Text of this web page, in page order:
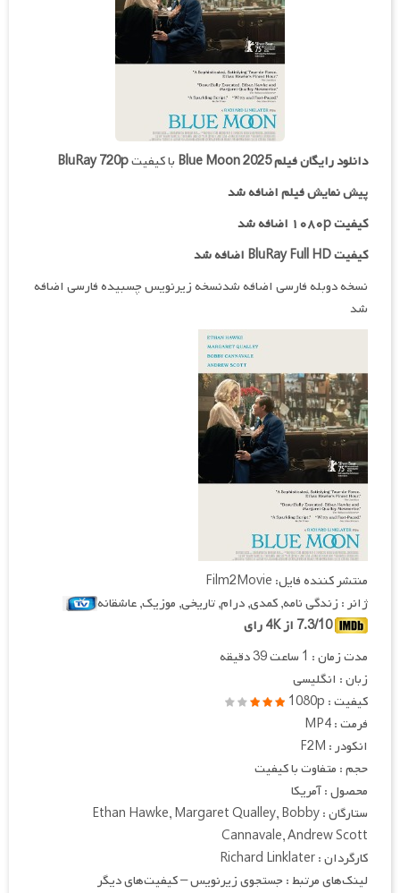
دانلود رایگان فیلمBlue Moon 2025 با کیفیتBluRay 720p
پیش نمایش فیلم اضافه شد
کیفیت ۱۰۸۰p اضافه شد
کیفیت BluRay Full HD اضافه شد
نسخه دوبله فارسی اضافه شدنسخه زیرنویس چسبیده فارسی اضافه
شد
منتشر کننده فایل: Film2Movie
ژانر : زندگی نامه, کمدی, درام, تاریخی, موزیک, عاشقانه
7.3/10 از 4K رای
مدت زمان : 1 ساعت 39 دقیقه
زبان : انگلیسی
کیفیت : 1080p
فرمت : MP4
انکودر : F2M
حجم : متفاوت با کیفیت
محصول : آمریکا
ستارگان : Ethan Hawke, Margaret Qualley, Bobby
Cannavale, Andrew Scott
کارگردان : Richard Linklater
لینک‌های مرتبط : جستجوی زیرنویس – کیفیت‌های دیگر